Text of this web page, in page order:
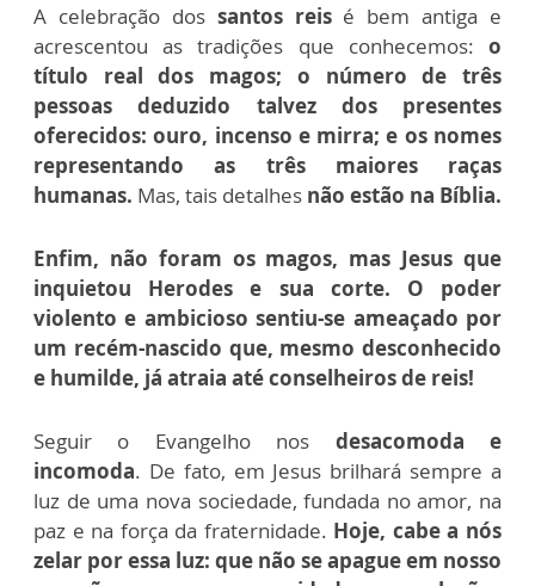
A celebração dos santos reisé bem antiga e
acrescentou as tradições que conhecemos: o
título real dos magos; o número de três
pessoas deduzido talvez dos presentes
oferecidos: ouro, incenso e mirra; e os nomes
representando as três maiores raças
humanas. Mas, tais detalhes não estão na Bíblia.
Enfim, não foram os magos, mas Jesus que
inquietou Herodes e sua corte. O poder
violento e ambicioso sentiu-se ameaçado por
um recém-nascido que, mesmo desconhecido
e humilde, já atraia até conselheiros de reis!
Seguir o Evangelho nos desacomoda e
incomoda. De fato, em Jesus brilhará sempre a
luz de uma nova sociedade, fundada no amor, na
paz e na força da fraternidade. Hoje, cabe a nós
zelar por essa luz: que não se apague em nosso